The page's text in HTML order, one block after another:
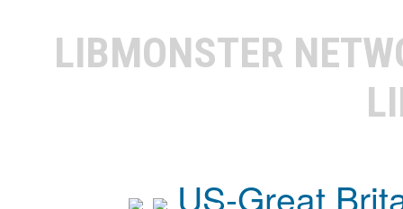
LIBMONSTER
US-Great